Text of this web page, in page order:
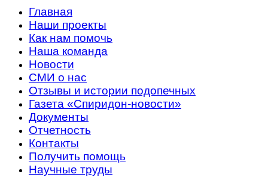
Главная
Наши проекты
Как нам помочь
Наша команда
Новости
СМИ о нас
Отзывы и истории подопечных
Газета «Спиридон-новости»
Документы
Отчетность
Контакты
Получить помощь
Научные труды